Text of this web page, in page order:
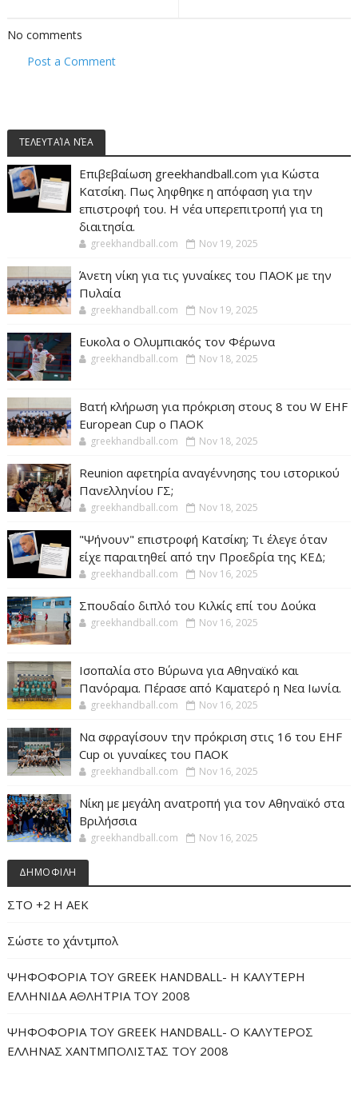
No comments
Post a Comment
ΤΕΛΕΥΤΑΊΑ ΝΈΑ
Επιβεβαίωση greekhandball.com για Κώστα
Κατσίκη. Πως ληφθηκε η απόφαση για την
επιστροφή του. Η νέα υπερεπιτροπή για τη
διαιτησία.
greekhandball.com Nov 19, 2025
Άνετη νίκη για τις γυναίκες του ΠΑΟΚ με την
Πυλαία
greekhandball.com Nov 19, 2025
Ευκολα ο Ολυμπιακός τον Φέρωνα
greekhandball.com Nov 18, 2025
Βατή κλήρωση για πρόκριση στους 8 του W EHF
European Cup ο ΠΑΟΚ
greekhandball.com Nov 18, 2025
Reunion αφετηρία αναγέννησης του ιστορικού
Πανελληνίου ΓΣ;
greekhandball.com Nov 18, 2025
"Ψήνουν" επιστροφή Κατσίκη; Τι έλεγε όταν
είχε παραιτηθεί από την Προεδρία της ΚΕΔ;
greekhandball.com Nov 16, 2025
Σπουδαίο διπλό του Κιλκίς επί του Δούκα
greekhandball.com Nov 16, 2025
Ισοπαλία στο Βύρωνα για Αθηναϊκό και
Πανόραμα. Πέρασε από Καματερό η Νεα Ιωνία.
greekhandball.com Nov 16, 2025
Να σφραγίσουν την πρόκριση στις 16 του EHF
Cup οι γυναίκες του ΠΑΟΚ
greekhandball.com Nov 16, 2025
Νίκη με μεγάλη ανατροπή για τον Αθηναϊκό στα
Βριλήσσια
greekhandball.com Nov 16, 2025
ΔΗΜΟΦΙΛΗ
ΣΤΟ +2 Η ΑΕΚ
Σώστε το χάντμπολ
ΨΗΦΟΦΟΡΙΑ ΤΟΥ GREEK HANDBALL- H ΚΑΛΥΤΕΡΗ
ΕΛΛΗΝΙΔΑ ΑΘΛΗΤΡΙΑ ΤΟΥ 2008
ΨΗΦΟΦΟΡΙΑ ΤΟΥ GREEK HANDBALL- O ΚΑΛΥΤΕΡΟΣ
ΕΛΛΗΝΑΣ ΧΑΝΤΜΠΟΛΙΣΤΑΣ ΤΟΥ 2008